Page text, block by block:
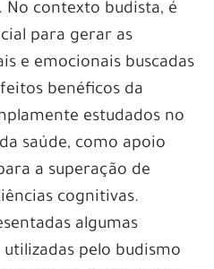
No contexto budista, é
para gerar as
e emocionais buscadas
benéficos da
estudados no
saúde, como apoio
a superação de
cognitivas.
algumas
pelo budismo